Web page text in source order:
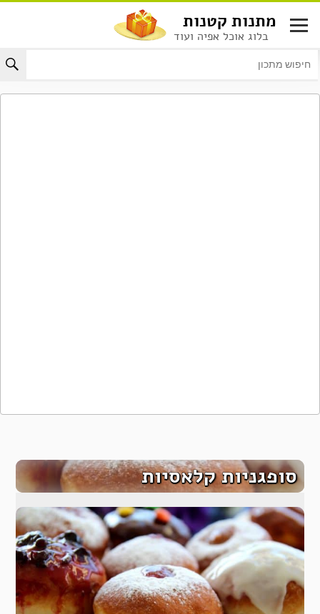
לתוכן
מתנות קטנות
בלוג אוכל אפיה ועוד
סופגניות קלאסיות